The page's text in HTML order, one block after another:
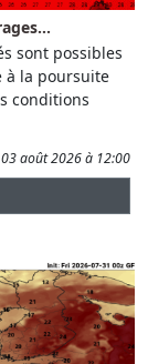
sont possibles
à la poursuite
conditions
03 août 2026 à 12:00